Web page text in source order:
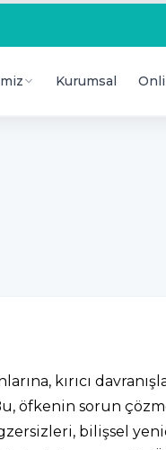
Kurumsal
kırıcı
öfkenin sorun
bilişsel